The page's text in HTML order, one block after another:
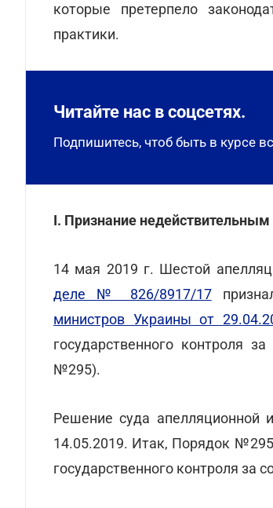
которые претерпело
практики.
Читайте нас в соцсетях.
Подпишитесь, чтоб быть в курсе
І. Признание
14 мая 2019 г. Шестой
деле № 826/8917/17
министров Украины от
государственного контроля
№295).
Решение суда апелляционной
14.05.2019. Итак, Порядок
государственного контроля за